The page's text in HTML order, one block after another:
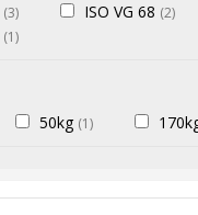
(3) ISO VG 68 (2)
(1)
50kg (1)